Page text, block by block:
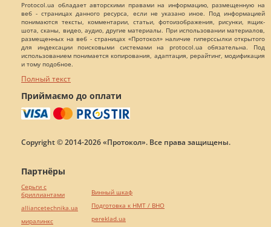
Protocol.ua обладает авторскими правами на информацию, размещенную на
веб - страницах данного ресурса, если не указано иное. Под информацией
понимаются тексты, комментарии, статьи, фотоизображения, рисунки, ящик-
шота, сканы, видео, аудио, другие материалы. При использовании материалов,
размещенных на веб - страницах «Протокол» наличие гиперссылки открытого
для индексации поисковыми системами на protocol.ua обязательна. Под
использованием понимается копирования, адаптация, рерайтинг, модификация
и тому подобное.
Полный текст
Приймаємо до оплати
Copyright © 2014-2026 «Протокол». Все права защищены.
Партнёры
Серьги с
бриллиантами
alliancetechnika.ua
миралинкс
Винный шкаф
Подготовка к НМТ / ВНО
pereklad.ua